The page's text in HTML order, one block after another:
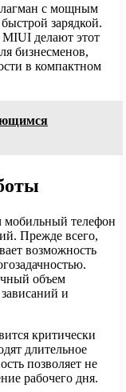
с мощным
зарядкой.
делают этот
бизнесменов,
в компактном
мобильный телефон
Прежде всего,
возможность
объем
и
критически
длительное
позволяет не
рабочего дня.